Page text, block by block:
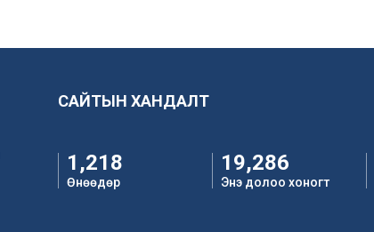
САЙТЫН ХАНДАЛТ
1,218
Өнөөдөр
19,286
Энэ долоо хоногт